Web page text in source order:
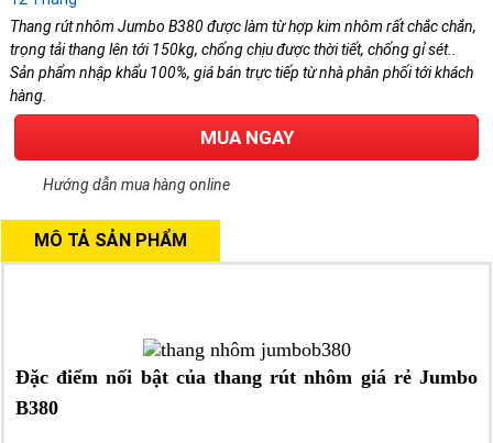
Thang rút nhôm Jumbo B380 được làm từ hợp kim nhôm rất chắc chắn,
trọng tải thang lên tới 150kg, chống chịu được thời tiết, chống gỉ sét..
Sản phẩm nhập khẩu 100%, giá bán trực tiếp từ nhà phân phối tới khách
hàng.
MUA NGAY
Hướng dẫn mua hàng online
MÔ TẢ SẢN PHẨM
Đặc điểm nối bật của thang rút nhôm giá rẻ Jumbo
B380